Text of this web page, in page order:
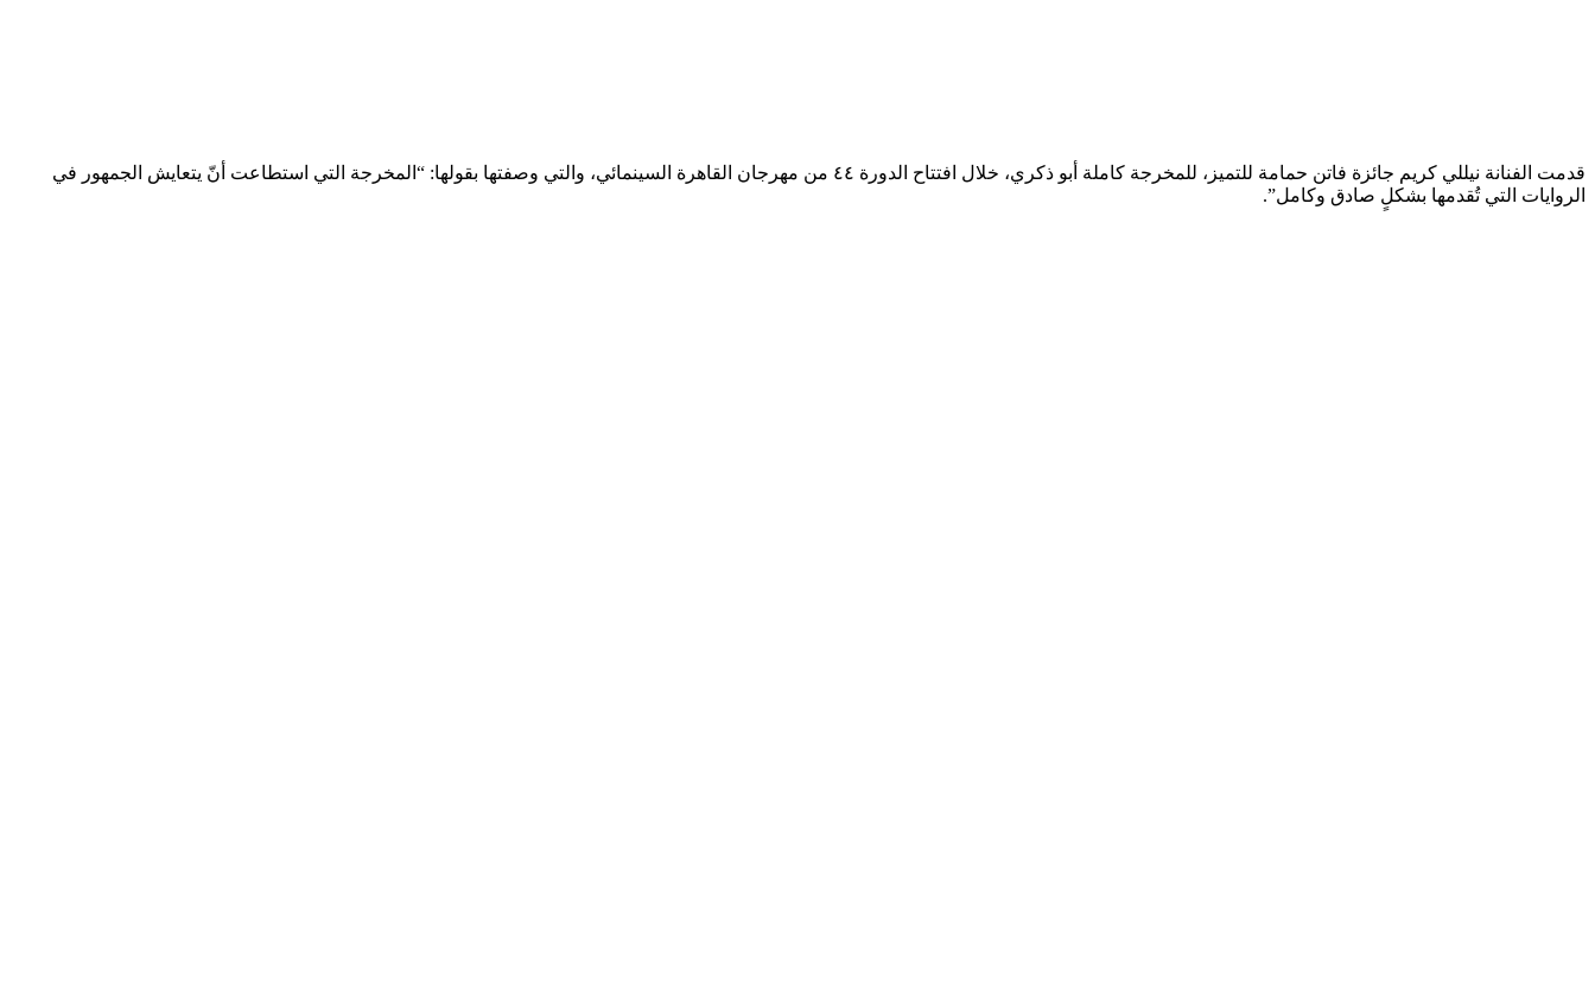
قدمت الفنانة نيللي كريم جائزة فاتن حمامة للتميز، للمخرجة كاملة أبو ذكري، خلال افتتاح الدورة ٤٤ من مهرجان القاهرة السينمائي، والتي وصفتها بقولها: “المخرجة التي استطاعت أنّ يتعايش الجمهور في
الروايات التي تُقدمها بشكلٍ صادق وكامل”.